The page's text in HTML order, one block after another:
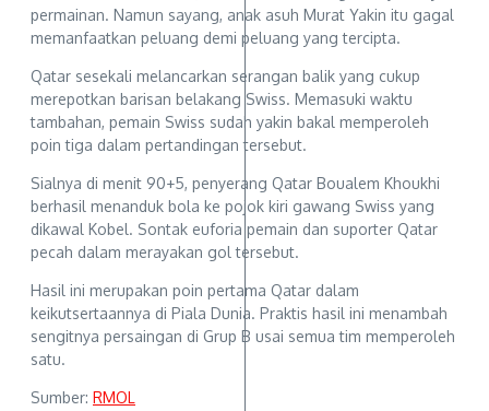
permainan. Namun sayang, anak asuh Murat Yakin itu gagal
memanfaatkan peluang demi peluang yang tercipta.
Qatar sesekali melancarkan serangan balik yang cukup
merepotkan barisan belakang Swiss. Memasuki waktu
tambahan, pemain Swiss sudah yakin bakal memperoleh
poin tiga dalam pertandingan tersebut.
Sialnya di menit 90+5, penyerang Qatar Boualem Khoukhi
berhasil menanduk bola ke pojok kiri gawang Swiss yang
dikawal Kobel. Sontak euforia pemain dan suporter Qatar
pecah dalam merayakan gol tersebut.
Hasil ini merupakan poin pertama Qatar dalam
keikutsertaannya di Piala Dunia. Praktis hasil ini menambah
sengitnya persaingan di Grup B usai semua tim memperoleh
satu.
Sumber: RMOL